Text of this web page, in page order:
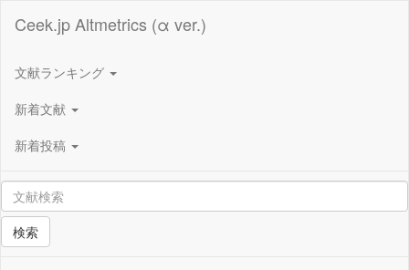
Ceek.jp Altmetrics (α ver.)
文献ランキング
新着文献
新着投稿
検索